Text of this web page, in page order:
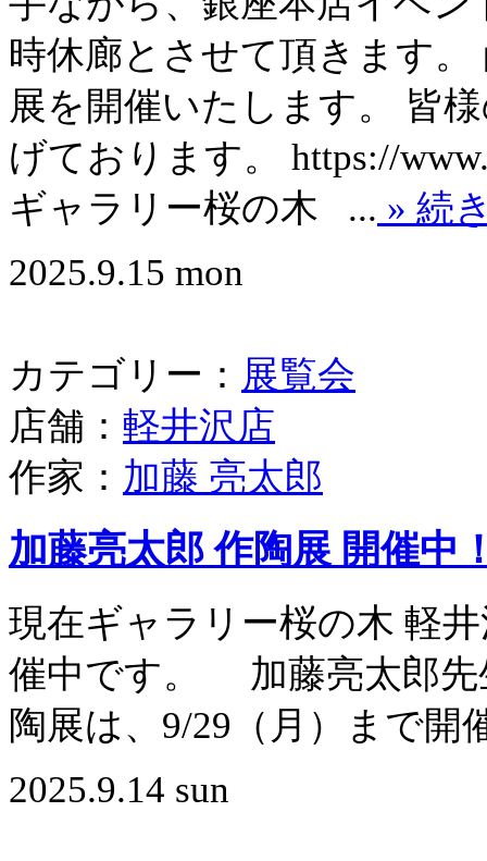
時休廊とさせて頂きます
展を開催いたします。 皆
げております。 https://
ギャラリー桜の木 ... » 続
2025.9.15 mon
カテゴリー： 展覧会
店舗： 軽井沢店
作家： 加藤 亮太郎
加藤亮太郎 作陶展 開催中
現在ギャラリー桜の木 軽
催中です。 加藤亮
陶展は、9/29（月）まで開
2025.9.14 sun